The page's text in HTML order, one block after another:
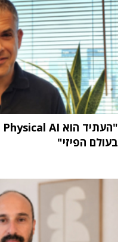
בעולם הפיזי"